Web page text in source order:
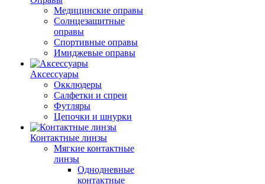
Медицинские оправы
Солнцезащитные
оправы
Спортивные оправы
Имиджевые оправы
Аксессуары
Окклюдеры
Салфетки и спреи
Футляры
Цепочки и шнурки
Контактные линзы
Мягкие контактные
линзы
Однодневные
контактные